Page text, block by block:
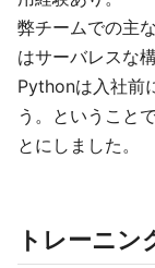
弊チームでの主
はサーバレスな
Pythonは入社前
う。ということ
とにしました。
トレーニン